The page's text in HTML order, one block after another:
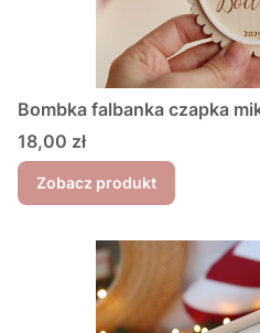
Bombka falbanka czapka
Cena
18,00 zł
Zobacz produkt